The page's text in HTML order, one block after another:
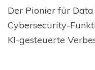
Der Pionier für
Cybersecurity-
KI-gesteuerte